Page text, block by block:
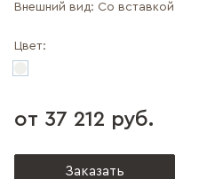
Внешний вид: Со вставкой
Цвет:
от 37 212 руб.
Заказать